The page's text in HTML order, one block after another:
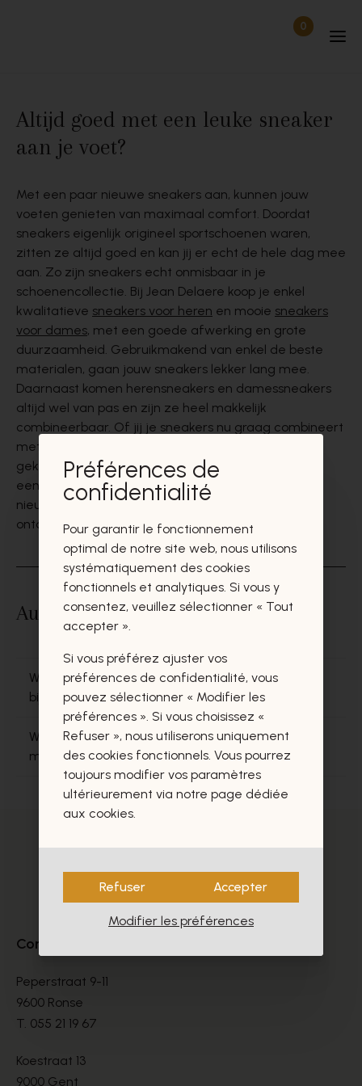
0Articles
Altijd goed met een leuke sneaker
aan je voet?
Met een paar nieuwe sneakers aan, kunnen jouw
voeten genieten van maximaal comfort. Doordat
sneakers eigenlijk origineel sportschoenen waren,
zitten ze altijd goed en kan jij er echt de hele dag mee
aan. Zo zijn sneakers echt onmisbaar in je
schoenencollectie. Bij Jean Delaere koop je enkel
kwalitatieve sneakers voor heren en mooie sneakers
voor dames, met een goede afwerking en grote
duurzaamheid. Gebruikmakend van enkel de beste
materialen, gaan jouw sneakers lekker lang mee.
Daarnaast komen herensneakers en damessneakers
altijd wel van pas en zijn ze heel makkelijk
combineerbaar. Of jij je sneakers nu graag combineert
met een stoere jeans of liever draagt onder een
geklede broek, het kan perfect allebei. Kortom, met
een paar sneakers zit je altijd goed. Kom snel
nieuwste sneakercollectiesvande beste merken
ontdekken in onzewinkelsenwebshop.
Autres questions dans « Baskets »
Welke merken van sneakers voor dames vind je
bij Jean Delaere?
Wil jij de mooiste sneakers voor heren voor elk
moment?
Contact
Peperstraat 9-11
9600 Ronse
T. 055 21 19 67
Koestraat 13
9000 Gent
Préférences de
confidentialité
Pour garantir le fonctionnement
optimal de notre site web, nous utilisons
systématiquement des cookies
fonctionnels et analytiques. Si vous y
consentez, veuillez sélectionner « Tout
accepter ».
Si vous préférez ajuster vos
préférences de confidentialité, vous
pouvez sélectionner « Modifier les
préférences ». Si vous choisissez «
Refuser », nous utiliserons uniquement
des cookies fonctionnels. Vous pourrez
toujours modifier vos paramètres
ultérieurement via notre page dédiée
aux cookies.
Refuser Accepter
Modifier les préférences